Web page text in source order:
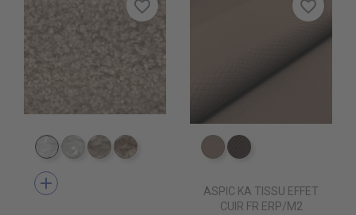
TA5300 BLANC
TA5301 CREME
TA5302 LIN
TA5303 BEIGE
add
favorite_border
ED0500 TAUPE KA
ED0501 VIENNOIS
ASPIC KA TISSU EFFET
CUIR FR ERP/M2
favorite_border